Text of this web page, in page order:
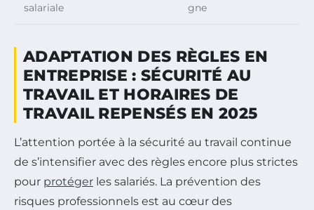
salariale
gne
ADAPTATION DES RÈGLES EN
ENTREPRISE : SÉCURITÉ AU
TRAVAIL ET HORAIRES DE
TRAVAIL REPENSÉS EN 2025
L’attention portée à la sécurité au travail continue
de s’intensifier avec des règles encore plus strictes
pour protéger les salariés. La prévention des
risques professionnels est au cœur des